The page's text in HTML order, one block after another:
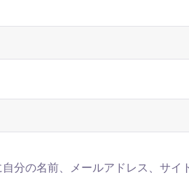
分の名前、メールアドレス、サイ